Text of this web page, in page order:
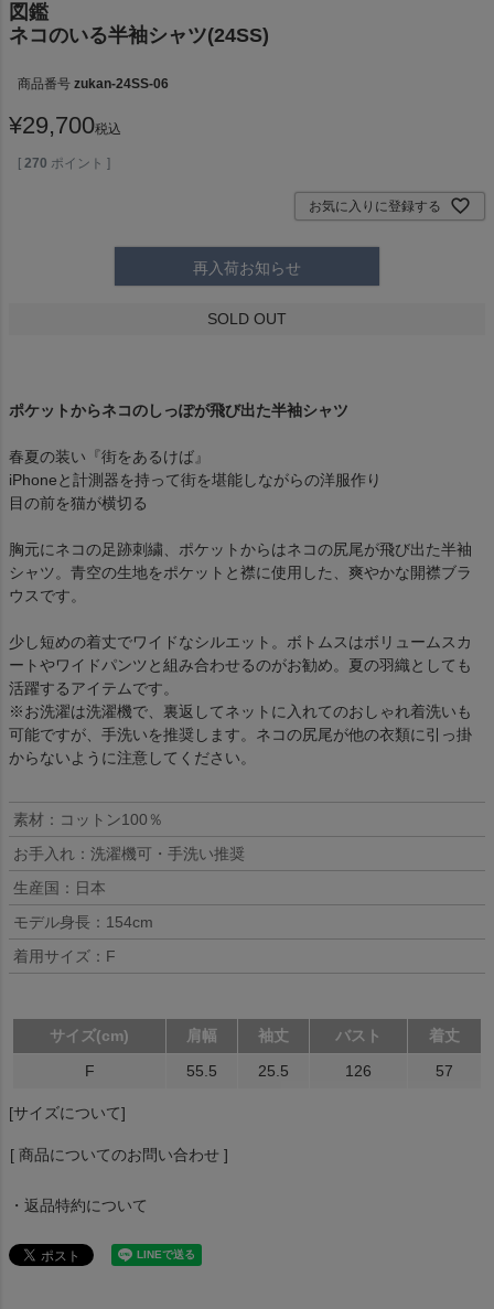
図鑑
ネコのいる半袖シャツ(24SS)
商品番号 zukan-24SS-06
¥29,700税込
[ 270 ポイント ]
お気に入りに登録する
再入荷お知らせ
SOLD OUT
ポケットからネコのしっぽが飛び出た半袖シャツ
春夏の装い『街をあるけば』
iPhoneと計測器を持って街を堪能しながらの洋服作り
目の前を猫が横切る
胸元にネコの足跡刺繍、ポケットからはネコの尻尾が飛び出た半袖
シャツ。青空の生地をポケットと襟に使用した、爽やかな開襟ブラ
ウスです。
少し短めの着丈でワイドなシルエット。ボトムスはボリュームスカ
ートやワイドパンツと組み合わせるのがお勧め。夏の羽織としても
活躍するアイテムです。
※お洗濯は洗濯機で、裏返してネットに入れてのおしゃれ着洗いも
可能ですが、手洗いを推奨します。ネコの尻尾が他の衣類に引っ掛
からないように注意してください。
素材：コットン100％
お手入れ：洗濯機可・手洗い推奨
生産国：日本
モデル身長：154cm
着用サイズ：F
サイズ(cm) 肩幅 袖丈 バスト
着丈
F
55.5 25.5 126 57
[サイズについて]
[ 商品についてのお問い合わせ ]
・返品特約について